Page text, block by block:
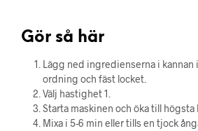
Gör så här
Lägg ned ingredienserna i kannan
ordning och fäst locket.
Välj hastighet 1.
Starta maskinen och öka till
Mixa i 5-6 min eller tills en tjock